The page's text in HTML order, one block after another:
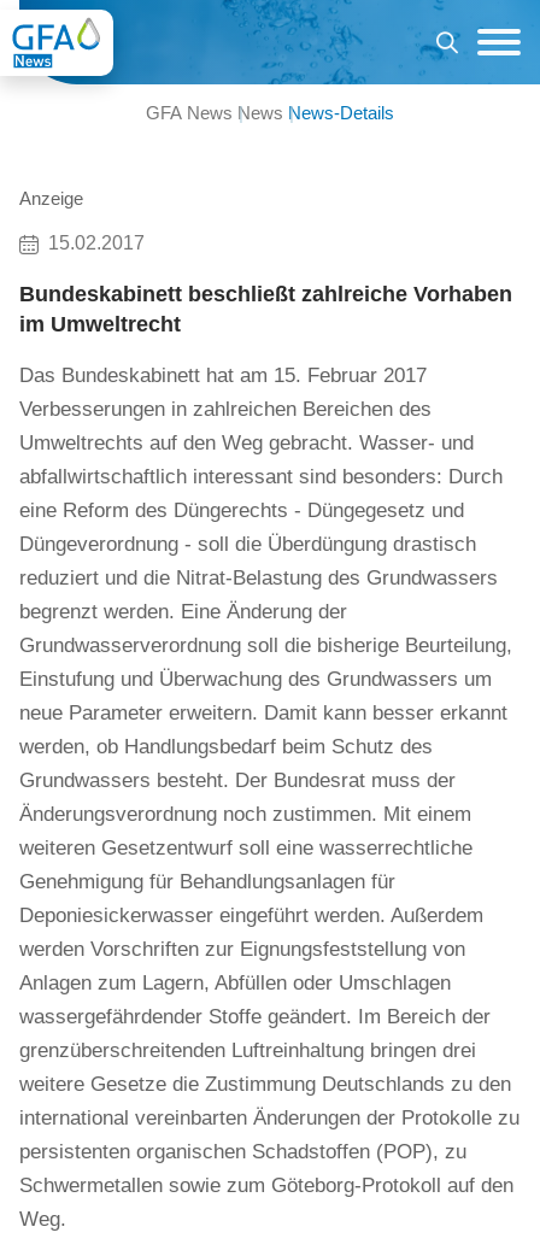
GFA News News News-Details
Anzeige
15.02.2017
Bundeskabinett beschließt zahlreiche Vorhaben
im Umweltrecht
Das Bundeskabinett hat am 15. Februar 2017
Verbesserungen in zahlreichen Bereichen des
Umweltrechts auf den Weg gebracht. Wasser- und
abfallwirtschaftlich interessant sind besonders: Durch
eine Reform des Düngerechts - Düngegesetz und
Düngeverordnung - soll die Überdüngung drastisch
reduziert und die Nitrat-Belastung des Grundwassers
begrenzt werden. Eine Änderung der
Grundwasserverordnung soll die bisherige Beurteilung,
Einstufung und Überwachung des Grundwassers um
neue Parameter erweitern. Damit kann besser erkannt
werden, ob Handlungsbedarf beim Schutz des
Grundwassers besteht. Der Bundesrat muss der
Änderungsverordnung noch zustimmen. Mit einem
weiteren Gesetzentwurf soll eine wasserrechtliche
Genehmigung für Behandlungsanlagen für
Deponiesickerwasser eingeführt werden. Außerdem
werden Vorschriften zur Eignungsfeststellung von
Anlagen zum Lagern, Abfüllen oder Umschlagen
wassergefährdender Stoffe geändert. Im Bereich der
grenzüberschreitenden Luftreinhaltung bringen drei
weitere Gesetze die Zustimmung Deutschlands zu den
international vereinbarten Änderungen der Protokolle zu
persistenten organischen Schadstoffen (POP), zu
Schwermetallen sowie zum Göteborg-Protokoll auf den
Weg.